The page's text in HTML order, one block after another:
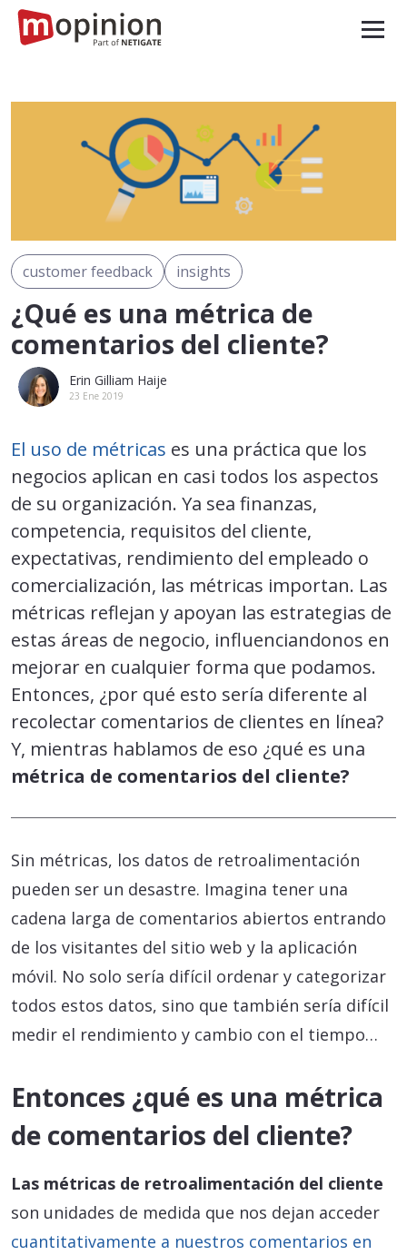
customer feedback insights
¿Qué es una métrica de
comentarios del cliente?
Erin Gilliam Haije
23 Ene 2019
El uso de métricas es una práctica que los
negocios aplican en casi todos los aspectos
de su organización. Ya sea finanzas,
competencia, requisitos del cliente,
expectativas, rendimiento del empleado o
comercialización, las métricas importan. Las
métricas reflejan y apoyan las estrategias de
estas áreas de negocio, influenciandonos en
mejorar en cualquier forma que podamos.
Entonces, ¿por qué esto sería diferente al
recolectar comentarios de clientes en línea?
Y, mientras hablamos de eso ¿qué es una
métrica de comentarios del cliente?
Sin métricas, los datos de retroalimentación
pueden ser un desastre. Imagina tener una
cadena larga de comentarios abiertos entrando
de los visitantes del sitio web y la aplicación
móvil. No solo sería difícil ordenar y categorizar
todos estos datos, sino que también sería difícil
medir el rendimiento y cambio con el tiempo…
Entonces ¿qué es una métrica
de comentarios del cliente?
Las métricas de retroalimentación del cliente
son unidades de medida que nos dejan acceder
cuantitativamente a nuestros comentarios en